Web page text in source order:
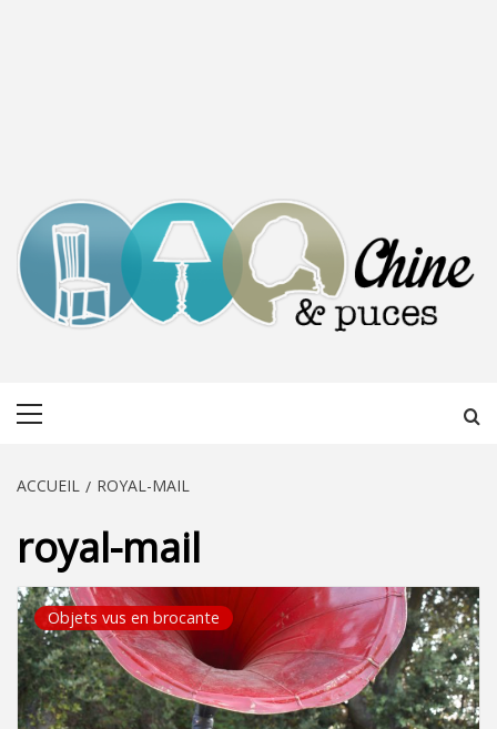
ACCUEIL ROYAL-MAIL
royal-mail
Objets vus en brocante